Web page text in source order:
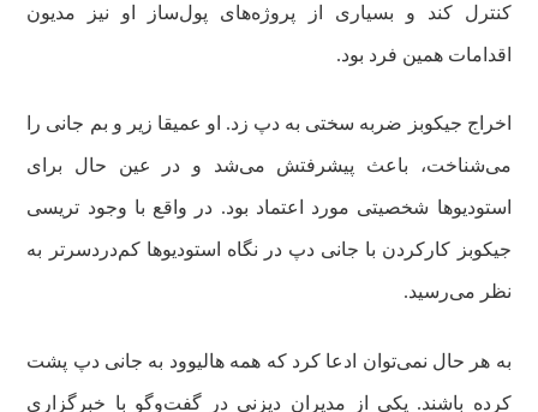
کنترل کند و بسیاری از پروژه‌های پول‌ساز او نیز مدیون
اقدامات همین فرد بود.
اخراج جیکوبز ضربه سختی به دپ زد. او عمیقا زیر و بم جانی را
می‌شناخت،‌ باعث پیشرفتش می‌شد و در عین حال برای
استودیوها شخصیتی مورد اعتماد بود. در واقع با وجود تریسی
جیکوبز کارکردن با جانی دپ در نگاه استودیوها کم‌دردسرتر به
نظر می‌رسید.
به هر حال نمی‌توان ادعا کرد که همه هالیوود به جانی دپ پشت
کرده باشند. یکی از مدیران دیزنی در گفت‌وگو با خبرگزاری